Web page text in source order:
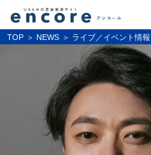
TOP NEWS ライブ／イベント情報